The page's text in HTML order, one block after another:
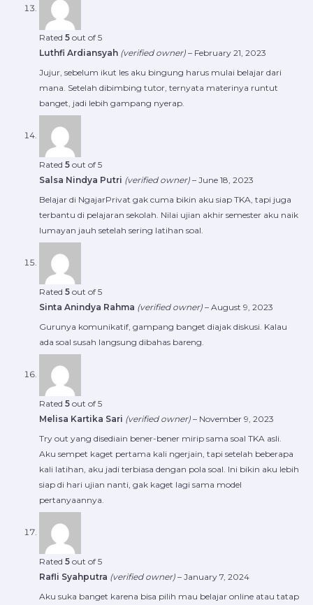
Rated 5 out of 5
Luthfi Ardiansyah (verified owner) – February 21, 2023
Jujur, sebelum ikut les aku bingung harus mulai belajar dari
mana. Setelah dibimbing tutor, ternyata materinya runtut
banget, jadi lebih gampang nyerap.
Rated 5 out of 5
Salsa Nindya Putri (verified owner) – June 18, 2023
Belajar di NgajarPrivat gak cuma bikin aku siap TKA, tapi juga
terbantu di pelajaran sekolah. Nilai ujian akhir semester aku naik
lumayan jauh setelah sering latihan soal.
Rated 5 out of 5
Sinta Anindya Rahma (verified owner) – August 9, 2023
Gurunya komunikatif, gampang banget diajak diskusi. Kalau
ada soal susah langsung dibahas bareng.
Rated 5 out of 5
Melisa Kartika Sari (verified owner) – November 9, 2023
Try out yang disediain bener-bener mirip sama soal TKA asli.
Aku sempet kaget pertama kali ngerjain, tapi setelah beberapa
kali latihan, aku jadi terbiasa dengan pola soal. Ini bikin aku lebih
siap di hari ujian nanti, gak kaget lagi sama model
pertanyaannya.
Rated 5 out of 5
Rafli Syahputra (verified owner) – January 7, 2024
Aku suka banget karena bisa pilih mau belajar online atau tatap